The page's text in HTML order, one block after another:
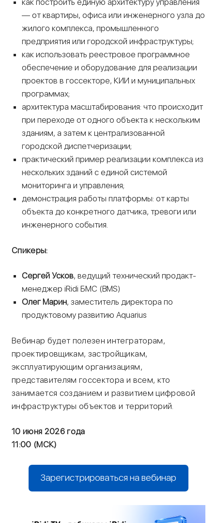
как построить единую архитектуру управления
— от квартиры, офиса или инженерного узла до
жилого комплекса, промышленного
предприятия или городской инфраструктуры;
как использовать реестровое программное
обеспечение и оборудование для реализации
проектов в госсекторе, КИИ и муниципальных
программах;
архитектура масштабирования: что происходит
при переходе от одного объекта к нескольким
зданиям, а затем к централизованной
городской диспетчеризации;
практический пример реализации комплекса из
нескольких зданий с единой системой
мониторинга и управления;
демонстрация работы платформы: от карты
объекта до конкретного датчика, тревоги или
инженерного события.
Спикеры:
Сергей Усков, ведущий технический продакт-
менеджер iRidi БМС (BMS)
Олег Марин, заместитель директора по
продуктовому развитию Aquarius
Вебинар будет полезен интеграторам,
проектировщикам, застройщикам,
эксплуатирующим организациям,
представителям госсектора и всем, кто
занимается созданием и развитием цифровой
инфраструктуры объектов и территорий.
10 июня 2026 года
11:00 (МСК)
Зарегистрироваться на вебинар